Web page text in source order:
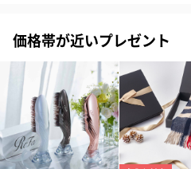
価格帯が近いプレゼント